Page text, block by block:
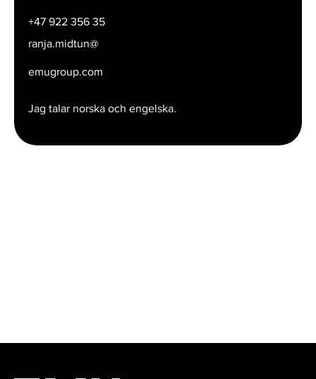
+47 922 356 35
ranja.midtun@
emugroup.com
Jag talar norska och engelska.